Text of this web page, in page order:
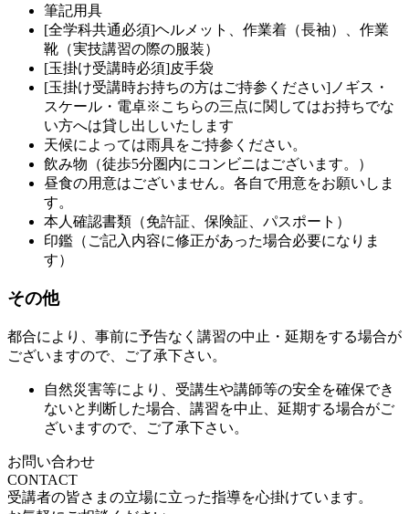
筆記用具
[全学科共通必須]ヘルメット、作業着（長袖）、作業
靴（実技講習の際の服装）
[玉掛け受講時必須]皮手袋
[玉掛け受講時お持ちの方はご持参ください]ノギス・
スケール・電卓※こちらの三点に関してはお持ちでな
い方へは貸し出しいたします
天候によっては雨具をご持参ください。
飲み物（徒歩5分圏内にコンビニはございます。）
昼食の用意はございません。各自で用意をお願いしま
す。
本人確認書類（免許証、保険証、パスポート）
印鑑（ご記入内容に修正があった場合必要になりま
す）
その他
都合により、事前に予告なく講習の中止・延期をする場合が
ございますので、ご了承下さい。
自然災害等により、受講生や講師等の安全を確保でき
ないと判断した場合、 講習を中止、延期する場合がご
ざいますので、ご了承下さい。
お問い合わせ
CONTACT
受講者の皆さまの立場に立った指導を心掛けています。